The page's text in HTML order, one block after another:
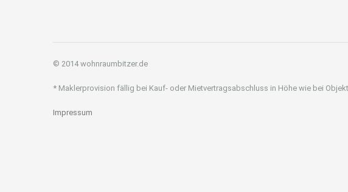
© 2014 wohnraumbitzer.de
* Maklerprovision fällig bei Kauf- oder Mietvertragsabschluss in Höhe wie bei
Impressum